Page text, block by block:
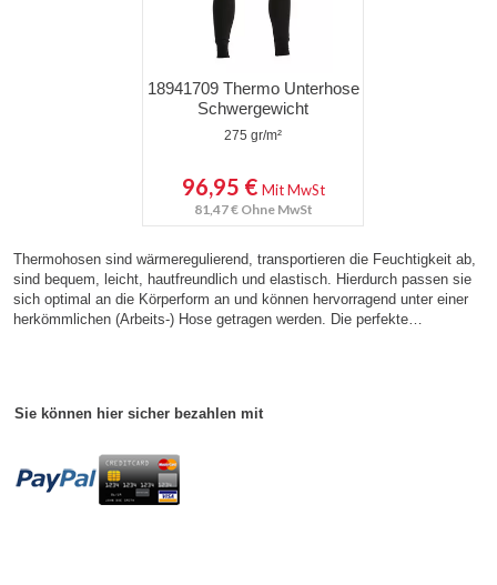
18941709 Thermo Unterhose
Schwergewicht
275 gr/m²
96,95 € Mit MwSt
81,47 € Ohne MwSt
Thermohosen sind wärmeregulierend, transportieren die Feuchtigkeit ab,
sind bequem, leicht, hautfreundlich und elastisch. Hierdurch passen sie
sich optimal an die Körperform an und können hervorragend unter einer
herkömmlichen (Arbeits-) Hose getragen werden. Die perfekte…
Sie können hier sicher bezahlen mit